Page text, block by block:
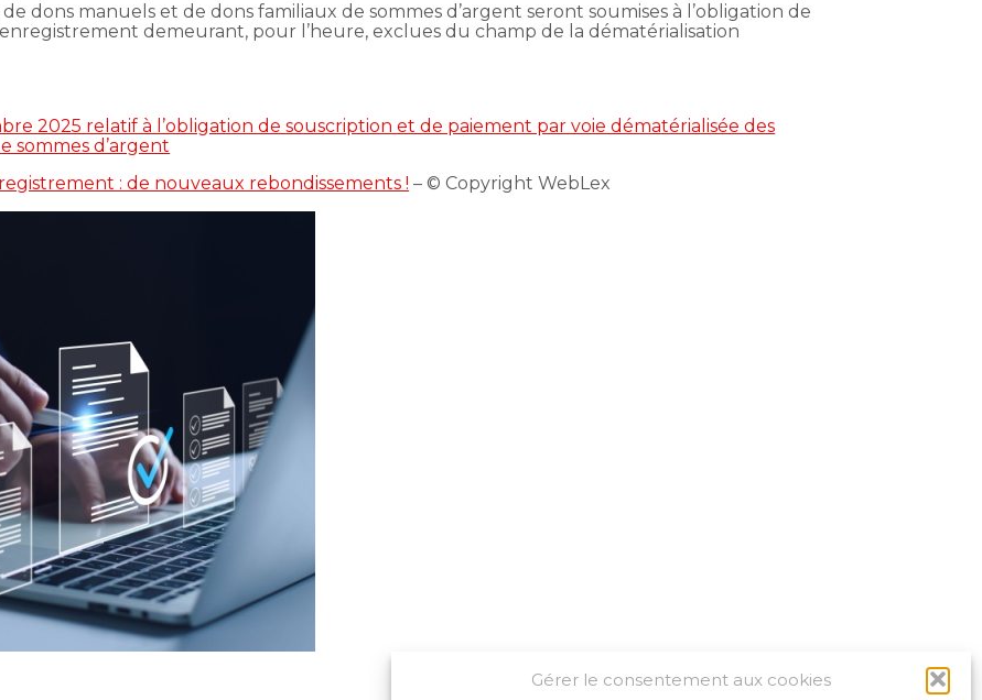
Gérer le consentement aux cookies
dons manuels et de dons familiaux de sommes d’argent seront soumises à l’obligation de
demeurant, pour l’heure, exclues du champ de la dématérialisation
2025 relatif à l’obligation de souscription et de paiement par voie dématérialisée des
sommes d’argent
: de nouveaux rebondissements ! – © Copyright WebLex